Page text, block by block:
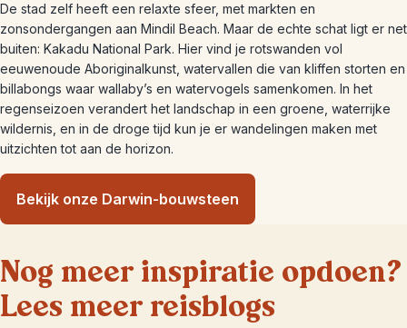
De stad zelf heeft een relaxte sfeer, met markten en
zonsondergangen aan Mindil Beach. Maar de echte schat ligt er net
buiten: Kakadu National Park. Hier vind je rotswanden vol
eeuwenoude Aboriginalkunst, watervallen die van kliffen storten en
billabongs waar wallaby’s en watervogels samenkomen. In het
regenseizoen verandert het landschap in een groene, waterrijke
wildernis, en in de droge tijd kun je er wandelingen maken met
uitzichten tot aan de horizon.
Bekijk onze Darwin-bouwsteen
Nog meer inspiratie opdoen?
Lees meer reisblogs